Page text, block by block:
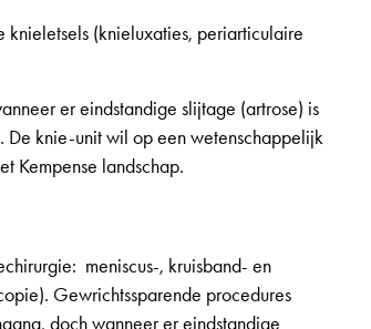
knieletsels (knieluxaties, periarticulaire
er eindstandige slijtage (artrose) is
De knie-unit wil op een wetenschappelijk
Kempense landschap.
meniscus-, kruisband- en
Gewrichtssparende procedures
doch wanneer er eindstandige